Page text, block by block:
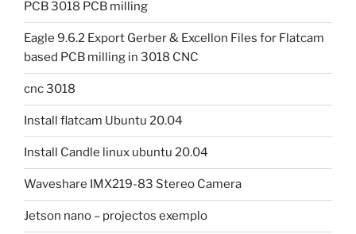
PCB 3018 PCB milling
Eagle 9.6.2 Export Gerber & Excellon Files for Flatcam
based PCB milling in 3018 CNC
cnc 3018
Install flatcam Ubuntu 20.04
Install Candle linux ubuntu 20.04
Waveshare IMX219-83 Stereo Camera
Jetson nano – projectos exemplo